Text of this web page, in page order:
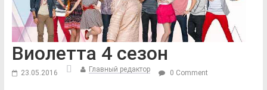
Виолетта 4 сезон
23.05.2016 Главный редактор 0 Comment